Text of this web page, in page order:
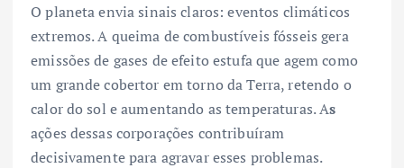
O planeta envia sinais claros: eventos climáticos
extremos. A queima de combustíveis fósseis gera
emissões de gases de efeito estufa que agem como
um grande cobertor em torno da Terra, retendo o
calor do sol e aumentando as temperaturas. As
ações dessas corporações contribuíram
decisivamente para agravar esses problemas.